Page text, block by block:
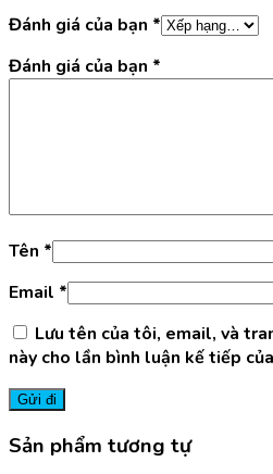
Đánh giá của bạn *
Đánh giá của bạn *
Tên *
Email *
Lưu tên của tôi, email, và
này cho lần bình luận kế tiếp
Sản phẩm tương tự